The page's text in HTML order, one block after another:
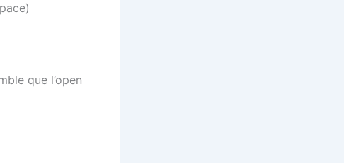
que l’open